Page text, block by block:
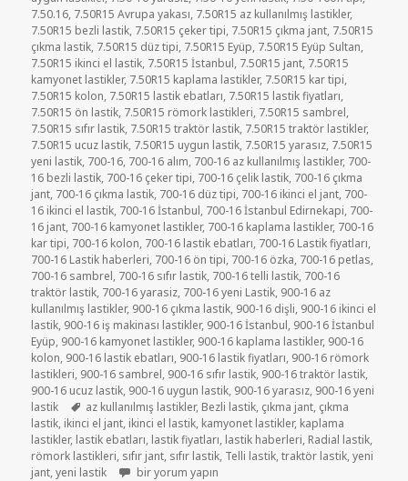
7.50.16, 7.50R15 Avrupa yakası, 7.50R15 az kullanılmış lastikler,
7.50R15 bezli lastik, 7.50R15 çeker tipi, 7.50R15 çıkma jant, 7.50R15
çıkma lastik, 7.50R15 düz tipi, 7.50R15 Eyüp, 7.50R15 Eyüp Sultan,
7.50R15 ikinci el lastik, 7.50R15 İstanbul, 7.50R15 jant, 7.50R15
kamyonet lastikler, 7.50R15 kaplama lastikler, 7.50R15 kar tipi,
7.50R15 kolon, 7.50R15 lastik ebatları, 7.50R15 lastik fiyatları,
7.50R15 ön lastik, 7.50R15 römork lastikleri, 7.50R15 sambrel,
7.50R15 sıfır lastik, 7.50R15 traktör lastik, 7.50R15 traktör lastikler,
7.50R15 ucuz lastik, 7.50R15 uygun lastik, 7.50R15 yarasız, 7.50R15
yeni lastik, 700-16, 700-16 alım, 700-16 az kullanılmış lastikler, 700-
16 bezli lastik, 700-16 çeker tipi, 700-16 çelik lastik, 700-16 çıkma
jant, 700-16 çıkma lastik, 700-16 düz tipi, 700-16 ikinci el jant, 700-
16 ikinci el lastik, 700-16 İstanbul, 700-16 İstanbul Edirnekapi, 700-
16 jant, 700-16 kamyonet lastikler, 700-16 kaplama lastikler, 700-16
kar tipi, 700-16 kolon, 700-16 lastik ebatları, 700-16 Lastik fiyatları,
700-16 Lastik haberleri, 700-16 ön tipi, 700-16 özka, 700-16 petlas,
700-16 sambrel, 700-16 sıfır lastik, 700-16 telli lastik, 700-16
traktör lastik, 700-16 yarasiz, 700-16 yeni Lastik, 900-16 az
kullanılmış lastikler, 900-16 çıkma lastik, 900-16 dişli, 900-16 ikinci el
lastik, 900-16 iş makinası lastikler, 900-16 İstanbul, 900-16 İstanbul
Eyüp, 900-16 kamyonet lastikler, 900-16 kaplama lastikler, 900-16
kolon, 900-16 lastik ebatları, 900-16 lastik fiyatları, 900-16 römork
lastikleri, 900-16 sambrel, 900-16 sıfır lastik, 900-16 traktör lastik,
900-16 ucuz lastik, 900-16 uygun lastik, 900-16 yarasız, 900-16 yeni
lastik
Etiketler
az kullanılmış lastikler, Bezli lastik, çıkma jant, çıkma
lastik, ikinci el jant, ikinci el lastik, kamyonet lastikler, kaplama
lastikler, lastik ebatları, lastik fiyatları, lastik haberleri, Radial lastik,
römork lastikleri, sıfır jant, sıfır lastik, Telli lastik,traktör lastik,yeni
jant,yeni lastik 7-50-16 C AZ KULLANILMIŞ KAMYONET LASTİKLER
bir yorum yapın